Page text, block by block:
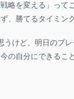
略を変える」っ
、勝てるタイミン
けど、明日のプ
の自分にできるこ